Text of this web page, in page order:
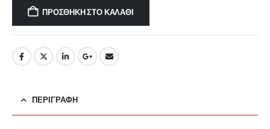
ΠΡΟΣΘΉΚΗ ΣΤΟ ΚΑΛΆΘΙ
ΠΕΡΙΓΡΑΦΉ